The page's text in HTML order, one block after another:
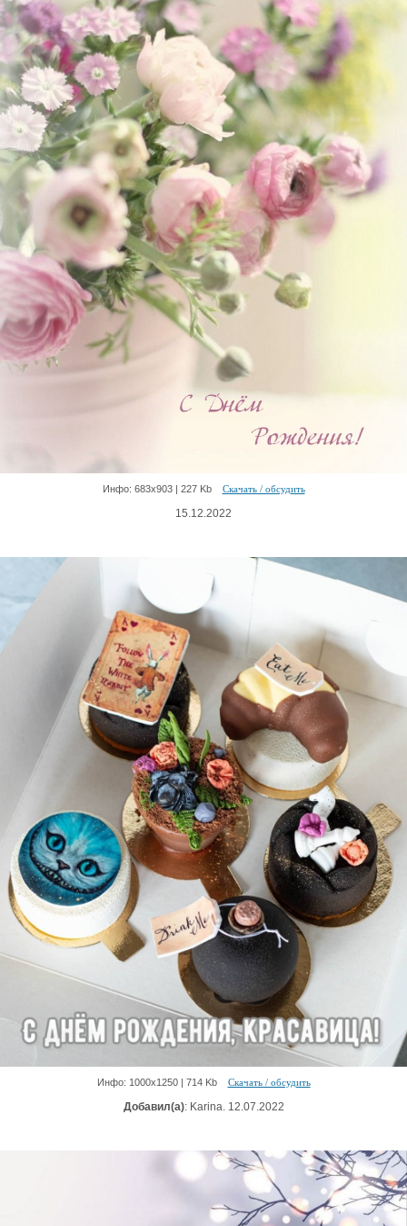
Инфо: 683х903 | 227 Kb Скачать / обсудить
15.12.2022
Инфо: 1000х1250 | 714 Kb Скачать / обсудить
Добавил(а): Karina. 12.07.2022